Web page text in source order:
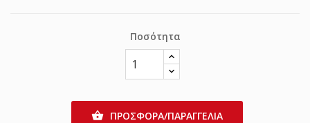
Ποσότητα
 ΠΡΟΣΦΟΡΑ/ΠΑΡΑΓΓΕΛΙΑ